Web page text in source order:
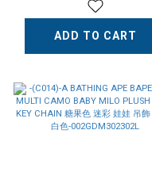
ADD TO CART